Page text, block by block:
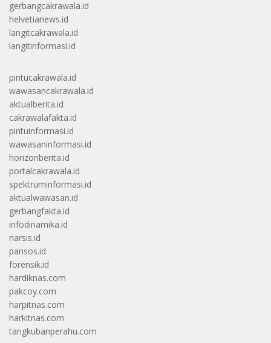
gerbangcakrawala.id
helvetianews.id
langitcakrawala.id
langitinformasi.id
pintucakrawala.id
wawasancakrawala.id
aktualberita.id
cakrawalafakta.id
pintuinformasi.id
wawasaninformasi.id
horizonberita.id
portalcakrawala.id
spektruminformasi.id
aktualwawasan.id
gerbangfakta.id
infodinamika.id
narsis.id
pansos.id
forensik.id
hardiknas.com
pakcoy.com
harpitnas.com
harkitnas.com
tangkubanperahu.com